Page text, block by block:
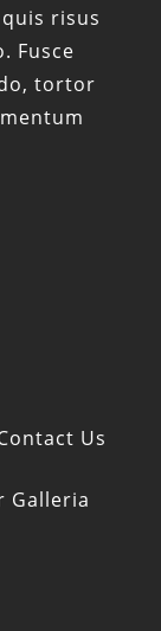
risus
Fusce
tortor
Us
Galleria